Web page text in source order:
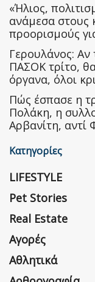
«Ήλιος,
ανάμεσα στους
προορισμούς
Γερουλάνος: Αν
ΠΑΣΟΚ τρίτο,
όργανα, όλοι
Πώς έσπασε η
Πολάκη, η
Αρβανίτη, αντί
Κατηγορίες
LIFESTYLE
Pet Stories
Real Estate
Αγορές
Αθλητικά